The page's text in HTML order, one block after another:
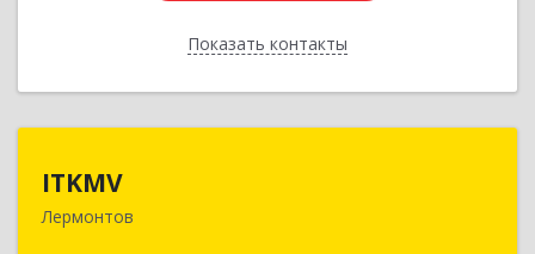
Показать контакты
Назад
ITKMV
Лермонтов